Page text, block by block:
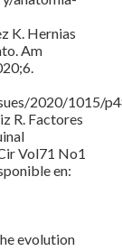
K. Hernias
Am
2020/1015/
R. Factores
Vol71 No1
en:
evolution